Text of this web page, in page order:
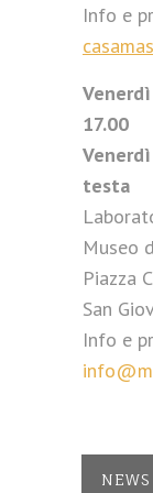
Info e
17.00
testa
Museo
Piazza
San
Info e